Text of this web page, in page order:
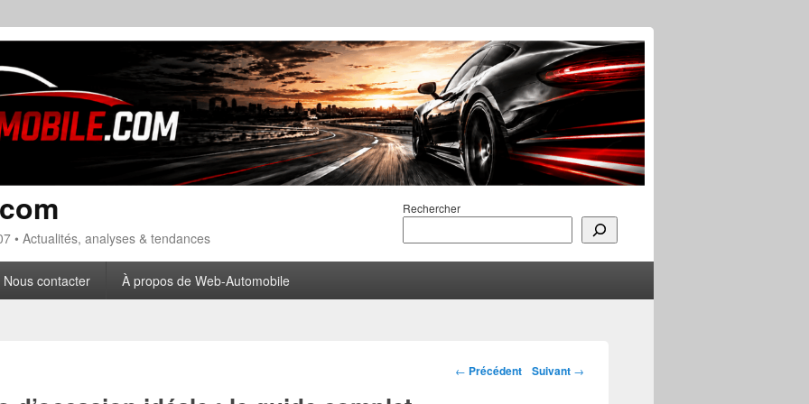
Rechercher
• Actualités, analyses & tendances
Nous contacter À propos de Web-Automobile
Navigation des
← Précédent Suivant →